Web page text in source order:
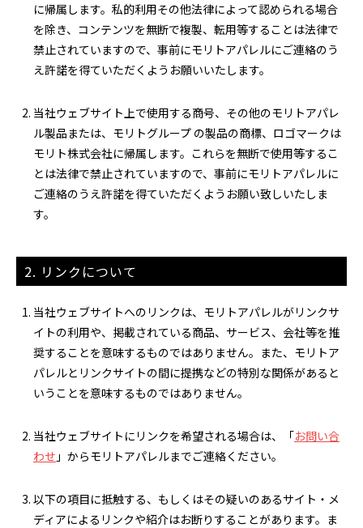
に帰属します。私的利用その他法律によって認められる場合
を除き、コンテンツを無断で複製、転用等することは法律で
禁止されていますので、事前にモリトアパレルにご連絡のう
え許諾を得ていただくようお願いいたします。
当社ウェブサイト上で使用する商号、その他のモリトアパレ
ル製品または、モリトグループ の製品の商標、ロゴマークは
モリト株式会社に帰属します。これらを無断で使用等するこ
とは法律で禁止されていますので、事前にモリトアパレルに
ご連絡のうえ許諾を得ていただくようお願い致しいたしま
す。
2. リンクについて
当社ウェブサイトへのリンクは、モリトアパレルがリンクサ
イトの利用や、掲載されている商品、サービス、会社等を推
奨することを意味するものではありません。また、モリトア
パレルとリンクサイトの間に提携などの特別な関係があると
いうことを意味するものではありません。
当社ウェブサイトにリンクを希望される場合は、「お問い合
わせ 」からモリトアパレルまでご連絡ください。
以下の項目に抵触する、もしくはその疑いのあるサイト・メ
ディアによるリンクや紹介はお断りすることがあります。ま